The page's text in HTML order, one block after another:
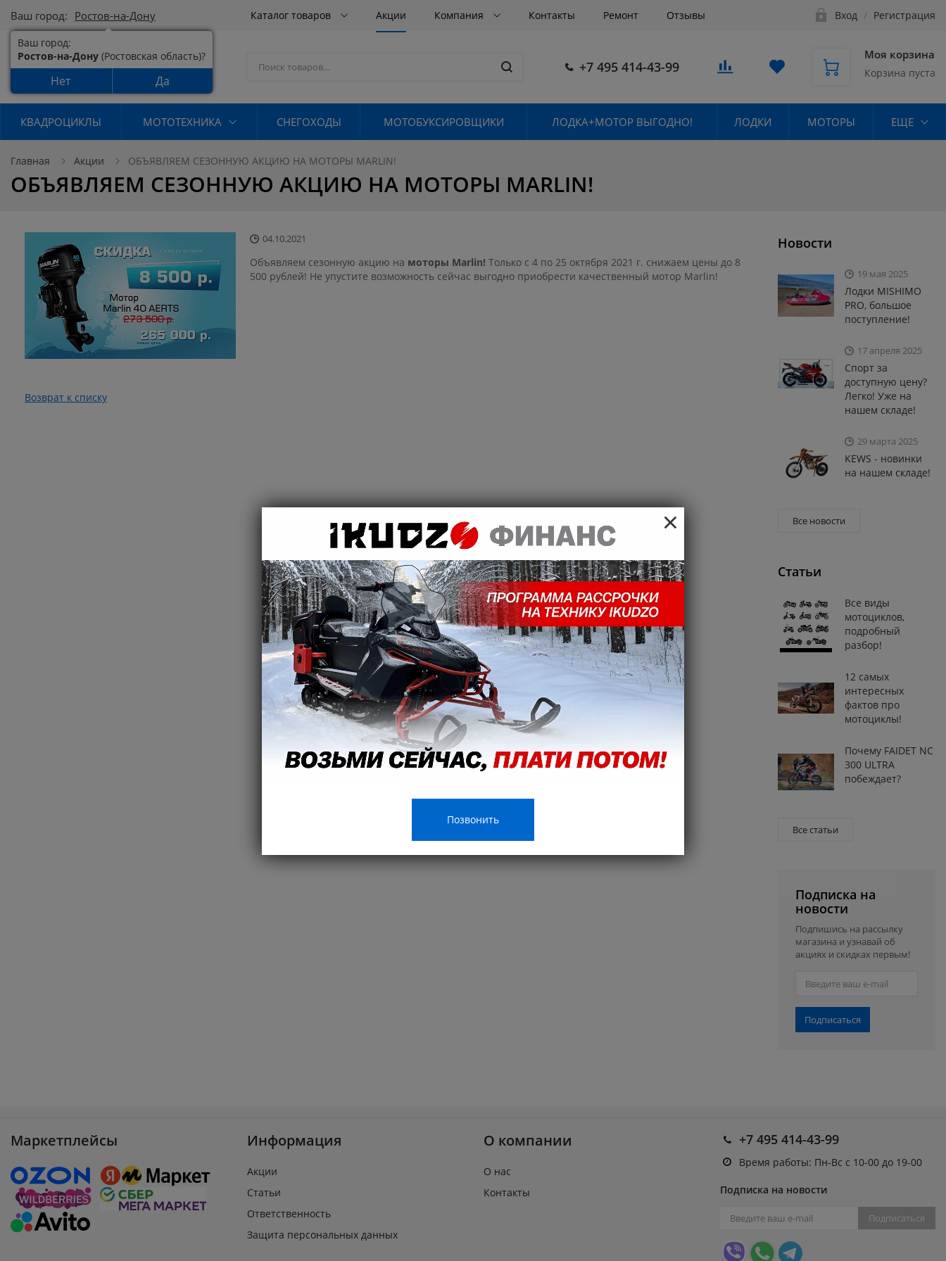
Ваш город: Ростов-на-Дону
Ваш город:
Ростов-на-Дону (Ростовская область)?
Нет Да
Каталог товаров Акции Компания Контакты Ремонт Отзывы Вход / Регистрация
+7 495 414-43-99
Моя корзина
Корзина пуста
КВАДРОЦИКЛЫ МОТОТЕХНИКА СНЕГОХОДЫ МОТОБУКСИРОВЩИКИ ЛОДКА+МОТОР ВЫГОДНО! ЛОДКИ МОТОРЫ ЕЩЕ
Главная Акции ОБЪЯВЛЯЕМ СЕЗОННУЮ АКЦИЮ НА МОТОРЫ MARLIN!
ОБЪЯВЛЯЕМ СЕЗОННУЮ АКЦИЮ НА МОТОРЫ MARLIN!
04.10.2021
Объявляем сезонную акцию на моторы Marlin! Только с 4 по 25 октября 2021 г. снижаем цены до 8
500 рублей! Не упустите возможность сейчас выгодно приобрести качественный мотор Marlin!
Возврат к списку
Новости
19 мая 2025
Лодки MISHIMO
PRO, большое
поступление!
17 апреля 2025
Спорт за
доступную цену?
Легко! Уже на
нашем складе!
29 марта 2025
KEWS - новинки
на нашем складе!
Все новости
Статьи
Все виды
мотоциклов,
подробный
разбор!
12 самых
интересных
фактов про
мотоциклы!
Почему FAIDET NC
300 ULTRA
побеждает?
Все статьи
Подписка на
новости
Подпишись на рассылку
магазина и узнавай об
акциях и скидках первым!
Подписаться
Маркетплейсы Информация
Акции
Статьи
Ответственность
Защита персональных данных
О компании
О нас
Контакты
+7 495 414-43-99
Время работы: Пн-Вс с 10-00 до 19-00
Подписка на новости
Подписаться
×
Позвонить